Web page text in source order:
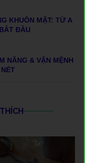
KHUÔN MẶT: TỪ A
ĐẦU
NĂNG & VẬN MỆNH